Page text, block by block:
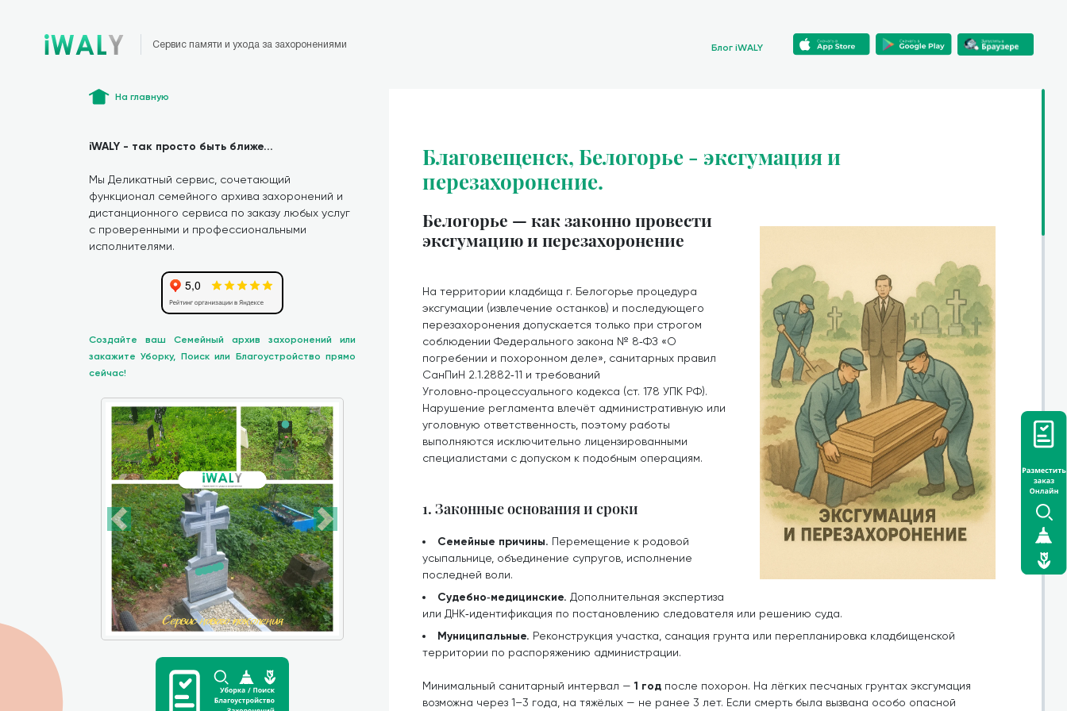
Сервис памяти и ухода за захоронениями Блог iWALY
На главную
iWALY - так просто быть ближе...
Мы Деликатный сервис, сочетающий
функционал семейного архива захоронений и
дистанционного сервиса по заказу любых услуг
с проверенными и профессиональными
исполнителями.
Создайте ваш Семейный архив захоронений или
закажите Уборку, Поиск или Благоустройство прямо
сейчас!
Благовещенск, Белогорье - эксгумация и
перезахоронение.
Белогорье — как законно провести
эксгумацию и перезахоронение
На территории кладбища г. Белогорье процедура
эксгумации (извлечение останков) и последующего
перезахоронения допускается только при строгом
соблюдении Федерального закона № 8‑ФЗ «О
погребении и похоронном деле», санитарных правил
СанПиН 2.1.2882‑11 и требований
Уголовно‑процессуального кодекса (ст. 178 УПК РФ).
Нарушение регламента влечёт административную или
уголовную ответственность, поэтому работы
выполняются исключительно лицензированными
специалистами с допуском к подобным операциям.
1. Законные основания и сроки
Семейные причины. Перемещение к родовой
усыпальнице, объединение супругов, исполнение
последней воли.
Судебно‑медицинские. Дополнительная экспертиза
или ДНК‑идентификация по постановлению следователя или решению суда.
Муниципальные. Реконструкция участка, санация грунта или перепланировка кладбищенской
территории по распоряжению администрации.
Минимальный санитарный интервал —1 год после похорон. На лёгких песчаных грунтах эксгумация
возможна через 1–3 года, на тяжёлых — не ранее 3 лет. Если смерть была вызвана особо опасной